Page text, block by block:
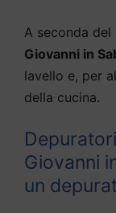
A seconda del
Giovanni in
lavello e, per
della cucina.
Giovanni
un